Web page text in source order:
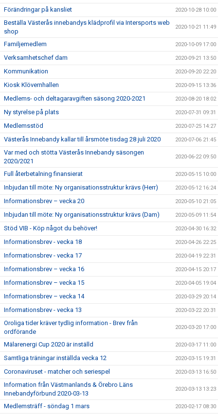
Förändringar på kansliet 2020-10-28 10:00
Beställa Västerås innebandys klädprofil via Intersports web
shop
2020-10-21 11:49
Familjemedlem 2020-10-09 17:00
Verksamhetschef dam 2020-09-21 13:50
Kommunikation 2020-09-20 22:20
Kiosk Klövernhallen 2020-09-15 13:36
Medlems- och deltagaravgiften säsong 2020-2021 2020-08-20 18:02
Ny styrelse på plats 2020-07-31 09:31
Medlemsstöd 2020-07-25 14:27
Västerås Innebandy kallar till årsmöte tisdag 28 juli 2020 2020-07-06 21:45
Var med och stötta Västerås Innebandy säsongen
2020/2021
2020-06-22 09:50
Full återbetalning finansierat 2020-05-15 10:00
Inbjudan till möte: Ny organisationsstruktur krävs (Herr) 2020-05-12 16:24
Informationsbrev – vecka 20 2020-05-10 21:05
Inbjudan till möte: Ny organisationsstruktur krävs (Dam) 2020-05-09 11:54
Stöd VIB - Köp något du behöver! 2020-04-30 16:32
Informationsbrev - vecka 18 2020-04-26 22:25
Informationsbrev - vecka 17 2020-04-19 22:31
Informationsbrev – vecka 16 2020-04-15 20:17
Informationsbrev – vecka 15 2020-04-05 19:04
Informationsbrev – vecka 14 2020-03-29 20:14
Informationsbrev - vecka 13 2020-03-22 20:31
Oroliga tider kräver tydlig information - Brev från
ordförande
2020-03-20 17:00
Mälarenergi Cup 2020 är inställd 2020-03-17 11:00
Samtliga träningar inställda vecka 12 2020-03-15 19:31
Coronaviruset - matcher och seriespel 2020-03-13 16:50
Information från Västmanlands & Örebro Läns
Innebandyförbund 2020-03-13
2020-03-13 13:23
Medlemsträff - söndag 1 mars 2020-02-17 08:30